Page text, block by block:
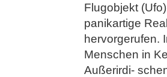
Flugobjekt
panikartige
hervorgerufen.
Menschen in
Außerirdi-